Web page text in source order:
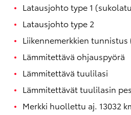
Latausjohto type 1
Latausjohto type 2
Liikennemerkkien tunnistus
Lämmitettävä ohjauspyörä
Lämmitettävä tuulilasi
Lämmitettävät tuulilasin
Merkki huollettu aj. 13032